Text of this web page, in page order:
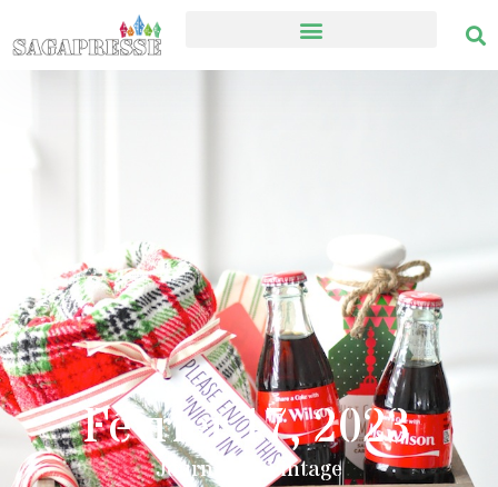
Février 17, 2023
Journal en Vintage